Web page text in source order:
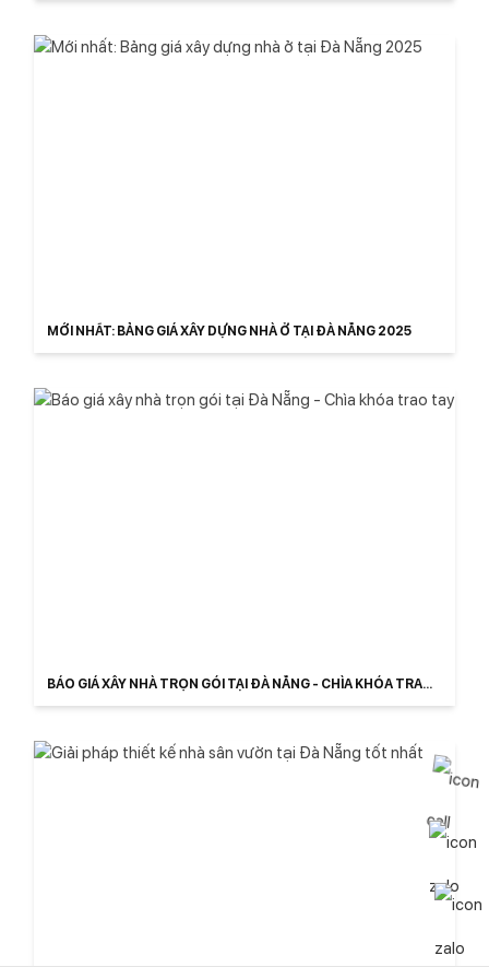
MỚI NHẤT: BẢNG GIÁ XÂY DỰNG NHÀ Ở TẠI ĐÀ NẴNG 2025
BÁO GIÁ XÂY NHÀ TRỌN GÓI TẠI ĐÀ NẴNG - CHÌA KHÓA TRAO